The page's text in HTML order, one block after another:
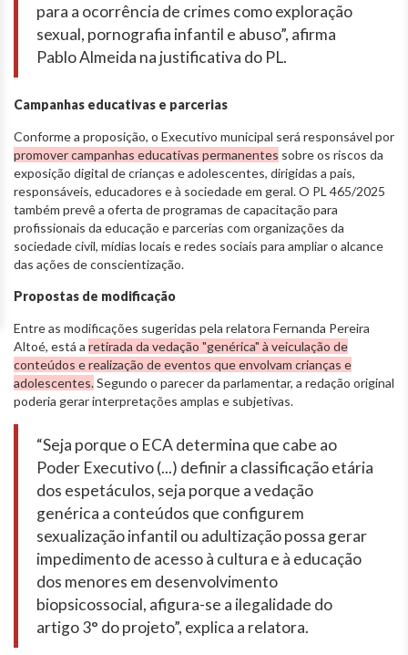
para a ocorrência de crimes como exploração
sexual, pornografia infantil e abuso”, afirma
Pablo Almeida na justificativa do PL.
Campanhas educativas e parcerias
Conforme a proposição, o Executivo municipal será responsável por
promover campanhas educativas permanentes sobre os riscos da
exposição digital de crianças e adolescentes, dirigidas a pais,
responsáveis, educadores e à sociedade em geral. O PL 465/2025
também prevê a oferta de programas de capacitação para
profissionais da educação e parcerias com organizações da
sociedade civil, mídias locais e redes sociais para ampliar o alcance
das ações de conscientização.
Propostas de modificação
Entre as modificações sugeridas pela relatora Fernanda Pereira
Altoé, está a retirada da vedação "genérica" à veiculação de
conteúdos e realização de eventos que envolvam crianças e
adolescentes.Segundo o parecer da parlamentar, a redação original
poderia gerar interpretações amplas e subjetivas.
“Seja porque o ECA determina que cabe ao
Poder Executivo (...) definir a classificação etária
dos espetáculos, seja porque a vedação
genérica a conteúdos que configurem
sexualização infantil ou adultização possa gerar
impedimento de acesso à cultura e à educação
dos menores em desenvolvimento
biopsicossocial, afigura-se a ilegalidade do
artigo 3° do projeto”, explica a relatora.